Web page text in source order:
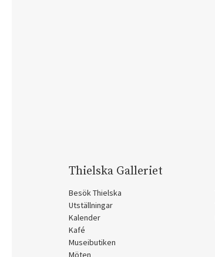
Thielska Galleriet
Besök Thielska
Utställningar
Kalender
Kafé
Museibutiken
Möten